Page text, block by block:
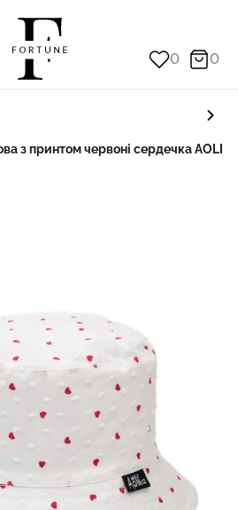
0 0
з принтом червоні сердечка